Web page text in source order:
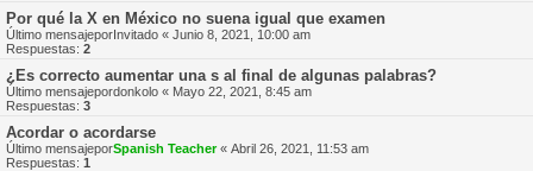
Por qué la X en México no suena igual que examen
Último mensajeporInvitado « Junio 8, 2021, 10:00 am
Respuestas: 2
¿Es correcto aumentar una s al final de algunas palabras?
Último mensajepordonkolo « Mayo 22, 2021, 8:45 am
Respuestas: 3
Acordar o acordarse
Último mensajeporSpanish Teacher« Abril 26, 2021, 11:53 am
Respuestas: 1